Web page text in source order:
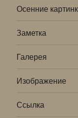
Осенние
Заметка
Галерея
Изображение
Ссылка